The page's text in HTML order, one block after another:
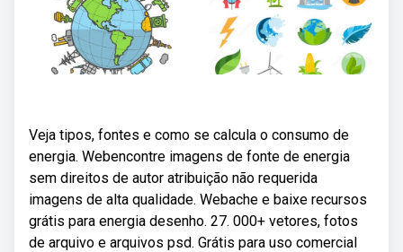
Veja tipos, fontes e como se calcula o consumo de
energia. Webencontre imagens de fonte de energia
sem direitos de autor atribuição não requerida
imagens de alta qualidade. Webache e baixe recursos
grátis para energia desenho. 27. 000+ vetores, fotos
de arquivo e arquivos psd. Grátis para uso comercial